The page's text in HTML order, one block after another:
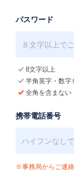
パスワード
8文字以上
半角英字・数字
全角を含まない
携帯電話番号
※事務局からご連